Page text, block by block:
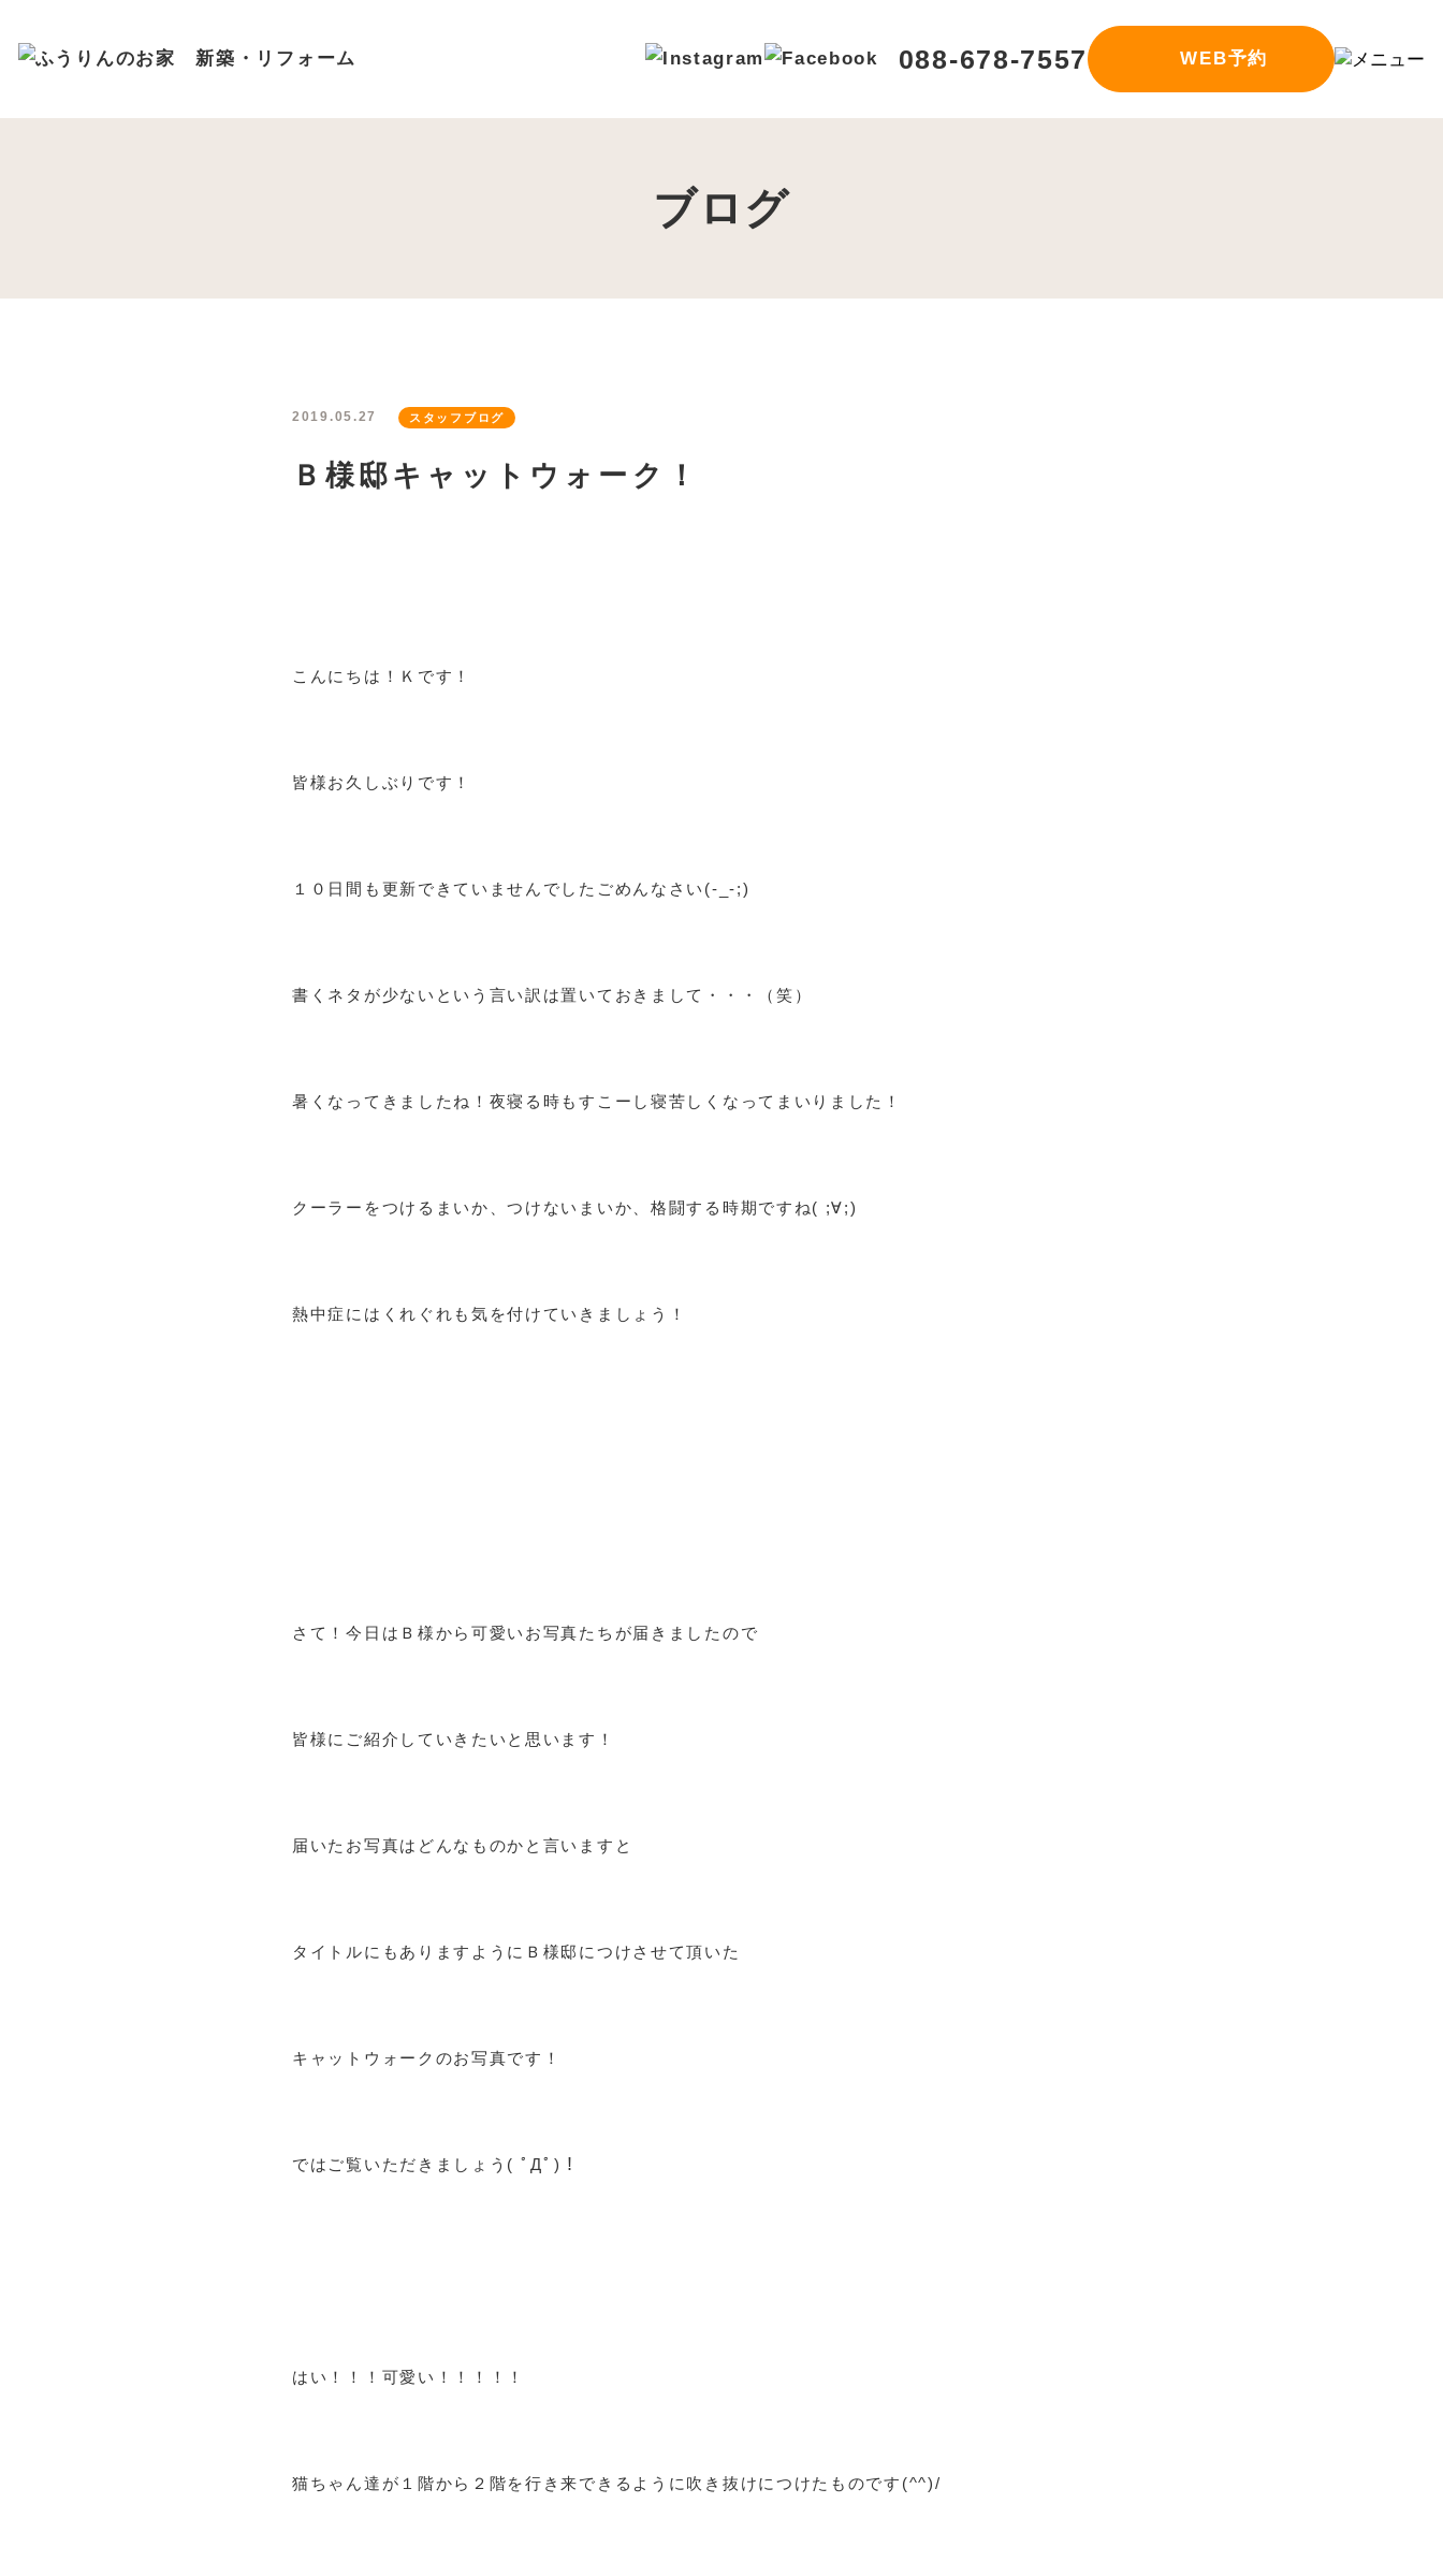
088-678-7557 WEB予約
ブログ
2019.05.27 スタッフブログ
Ｂ様邸キャットウォーク！
こんにちは！Ｋです！
皆様お久しぶりです！
１０日間も更新できていませんでしたごめんなさい(-_-;)
書くネタが少ないという言い訳は置いておきまして・・・（笑）
暑くなってきましたね！夜寝る時もすこーし寝苦しくなってまいりました！
クーラーをつけるまいか、つけないまいか、格闘する時期ですね( ;∀;)
熱中症にはくれぐれも気を付けていきましょう！
さて！今日はＢ様から可愛いお写真たちが届きましたので
皆様にご紹介していきたいと思います！
届いたお写真はどんなものかと言いますと
タイトルにもありますようにＢ様邸につけさせて頂いた
キャットウォークのお写真です！
ではご覧いただきましょう( ﾟДﾟ)！
はい！！！可愛い！！！！！
猫ちゃん達が１階から２階を行き来できるように吹き抜けにつけたものです(^^)/